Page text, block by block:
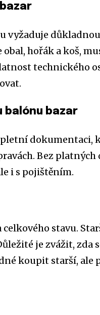
vyžaduje
hořák a koš,
technického
balónu bazar
dokumentaci,
Bez platných
i s pojištěním.
stavu.
je zvážit, zda
koupit starší, ale